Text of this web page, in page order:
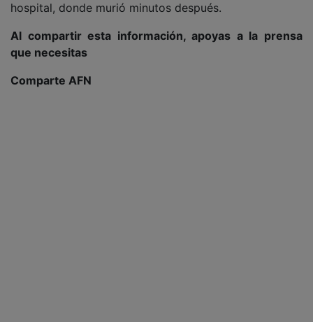
hospital, donde murió minutos después.
Al compartir esta información, apoyas a la prensa
que necesitas
Comparte AFN